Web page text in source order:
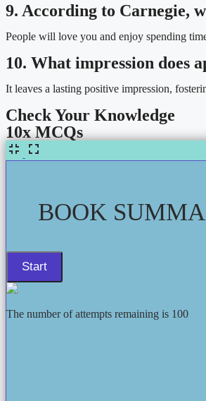
9. According to Carnegie,
People will love you and enjoy spending
10. What impression does
It leaves a lasting positive impression,
Check Your Knowledge
10x MCQs
BOOK
The number of attempts remaining is 100